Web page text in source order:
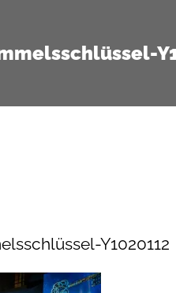
Y1020112